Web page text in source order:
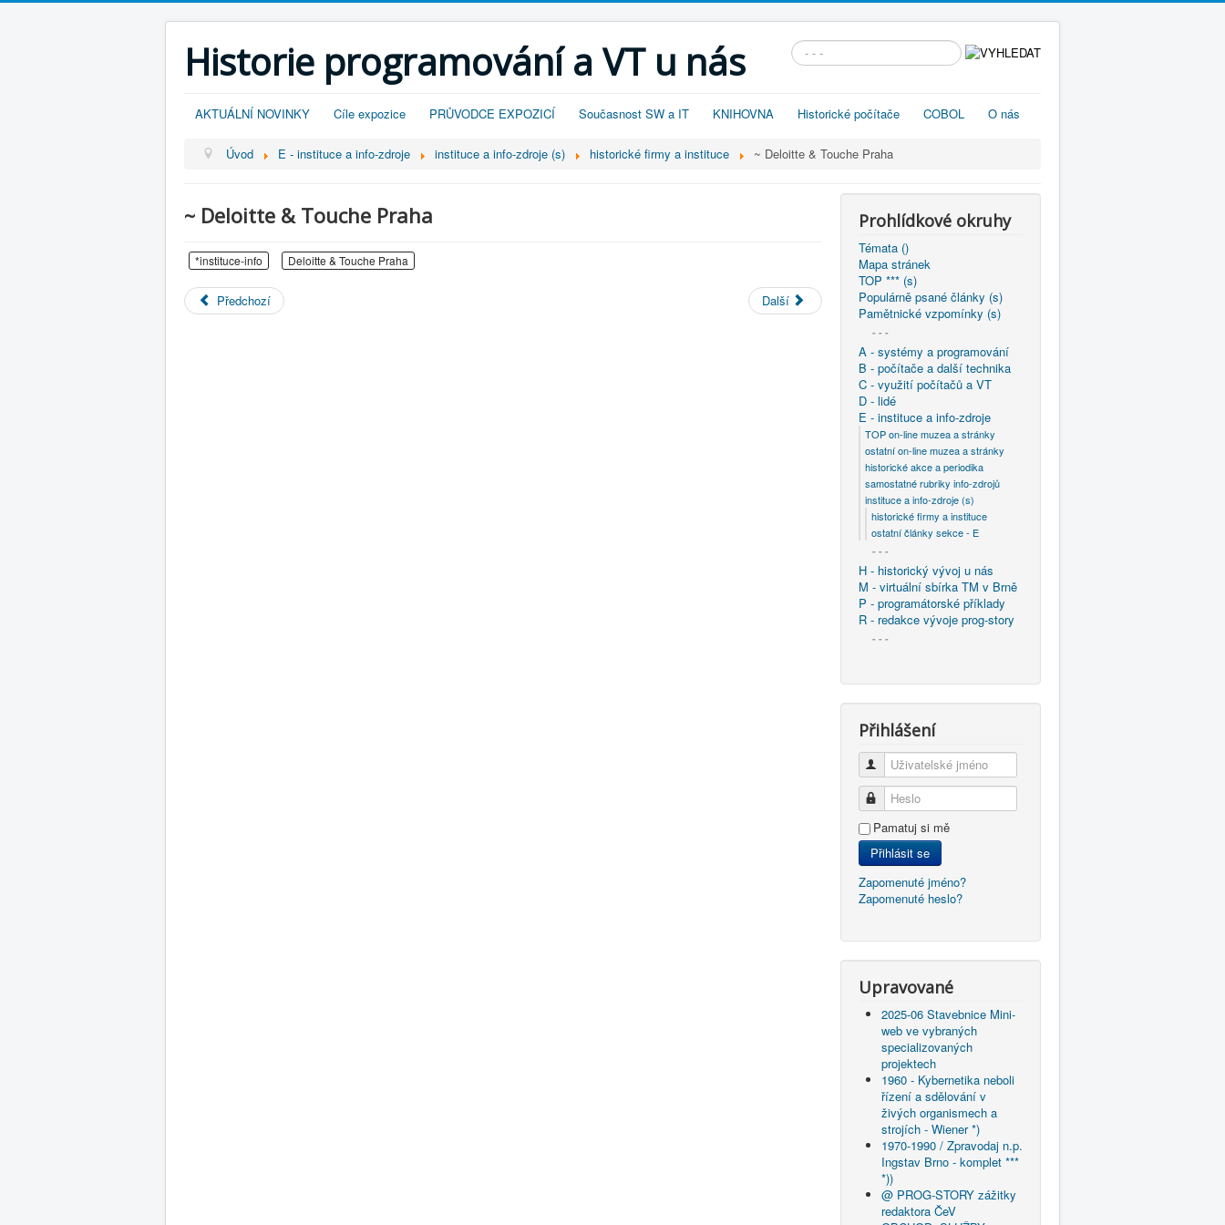
Historie programování a VT u nás Vyhledávání...
AKTUÁLNÍ NOVINKY Cíle expozice PRŮVODCE EXPOZICÍ Současnost SW a IT KNIHOVNA Historické počítače COBOL O nás
Úvod E - instituce a info-zdroje instituce a info-zdroje (s) historické firmy a instituce ~ Deloitte & Touche Praha
~ Deloitte & Touche Praha
*instituce-info Deloitte & Touche Praha
Předchozí Další
Prohlídkové okruhy
Témata ()
Mapa stránek
TOP *** (s)
Populárně psané články (s)
Pamětnické vzpomínky (s)
- - -
A - systémy a programování
B - počítače a další technika
C - využití počítačů a VT
D - lidé
E - instituce a info-zdroje
TOP on-line muzea a stránky
ostatní on-line muzea a stránky
historické akce a periodika
samostatné rubriky info-zdrojů
instituce a info-zdroje (s)
historické firmy a instituce
ostatní články sekce - E
- - -
H - historický vývoj u nás
M - virtuální sbírka TM v Brně
P - programátorské příklady
R - redakce vývoje prog-story
- - -
Přihlášení
Uživatelské jméno
Heslo
Pamatuj si mě
Přihlásit se
Zapomenuté jméno?
Zapomenuté heslo?
Upravované
2025-06 Stavebnice Mini-
web ve vybraných
specializovaných
projektech
1960 - Kybernetika neboli
řízení a sdělování v
živých organismech a
strojích - Wiener *)
1970-1990 / Zpravodaj n.p.
Ingstav Brno - komplet ***
*))
@ PROG-STORY zážitky
redaktora ČeV